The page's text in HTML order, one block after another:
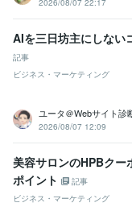
Weblogic:10年Oracle
ビジネス・クリエイ
Google Search
得意分野
集客・マーケティング相
線） 説明文・プロフィ
AIを三日坊主にしない
記事
ビジネス・マーケティング
ユータ＠Webサイト診
2026/08/07 12:09
美容サロンのHPBクー
ポイント
記事
ビジネス・マーケティング